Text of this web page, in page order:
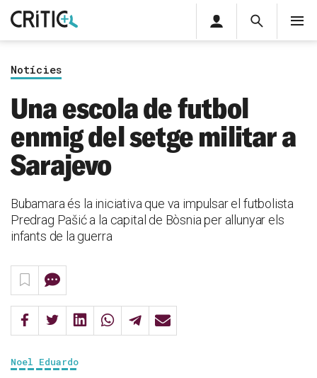
Cerca
privada
Inicia sessió
Notícies
Una escola de futbol
enmig del setge militar a
Sarajevo
Bubamara és la iniciativa que va impulsar el futbolista
Predrag Pašić a la capital de Bòsnia per allunyar els
infants de la guerra
Noel Eduardo